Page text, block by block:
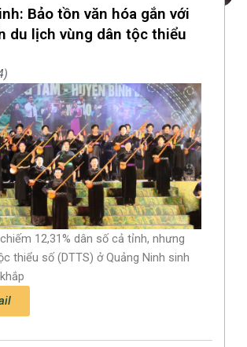
Bảo tồn văn hóa gắn với
du lịch vùng dân tộc thiểu
12,31% dân số cả tỉnh, nhưng
thiểu số (DTTS) ở Quảng Ninh sinh